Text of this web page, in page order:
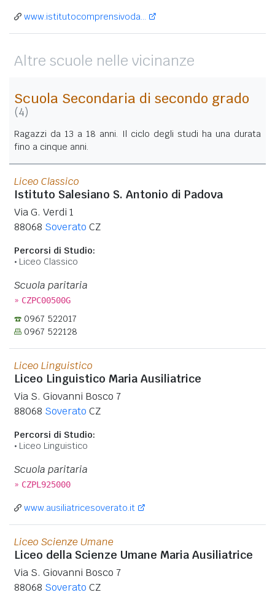
www.istitutocomprensivoda...
Altre scuole nelle vicinanze
Scuola Secondaria di secondo grado
(4)
Ragazzi da 13 a 18 anni. Il ciclo degli studi ha una durata
fino a cinque anni.
Liceo Classico
Istituto Salesiano S. Antonio di Padova
Via G. Verdi 1
88068 Soverato CZ
Percorsi di Studio:
Liceo Classico
Scuola paritaria
» CZPC00500G
0967 522017
0967 522128
Liceo Linguistico
Liceo Linguistico Maria Ausiliatrice
Via S. Giovanni Bosco 7
88068 Soverato CZ
Percorsi di Studio:
Liceo Linguistico
Scuola paritaria
» CZPL925000
www.ausiliatricesoverato.it
Liceo Scienze Umane
Liceo della Scienze Umane Maria Ausiliatrice
Via S. Giovanni Bosco 7
88068 Soverato CZ